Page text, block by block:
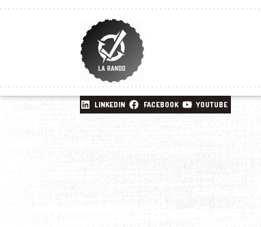
LINKEDIN FACEBOOK YOUTUBE